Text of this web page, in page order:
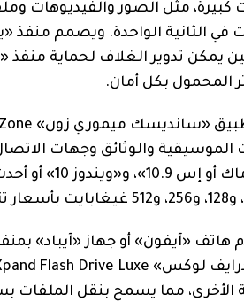
كبيرة، مثل الصور والفيديوهات
في الثانية الواحدة. ويصمم
يمكن تدوير الغلاف لحماية
المحمول بكل أمان.
مما يسمح بنقل الملفات